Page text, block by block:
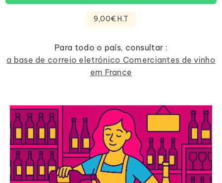
9,00€ H.T
Para todo o país, consultar :
a base de correio eletrónico Comerciantes de vinho
em France